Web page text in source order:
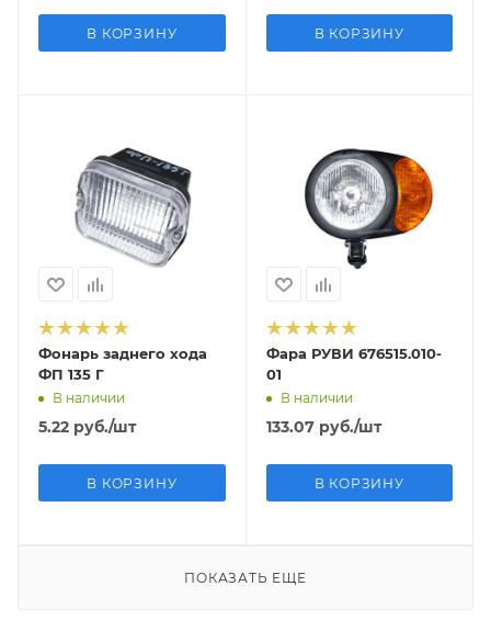
В КОРЗИНУ В КОРЗИНУ
Фонарь заднего хода
ФП 135 Г
В наличии
5.22 руб./шт
В КОРЗИНУ
Фара РУВИ 676515.010-
01
В наличии
133.07руб./шт
В КОРЗИНУ
ПОКАЗАТЬ ЕЩЕ